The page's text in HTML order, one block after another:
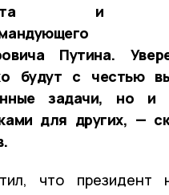
и
Путина.
будут с честью
задачи, но и
для других, —
что президент